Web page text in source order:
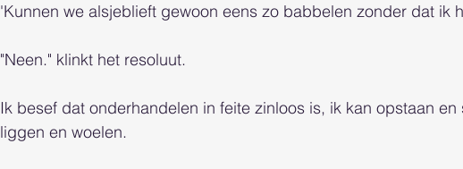
'Kunnen we alsjeblieft gewoon eens zo babbelen zonder dat ik
"Neen." klinkt het resoluut.
Ik besef dat onderhandelen in feite zinloos is, ik kan opstaan
liggen en woelen.